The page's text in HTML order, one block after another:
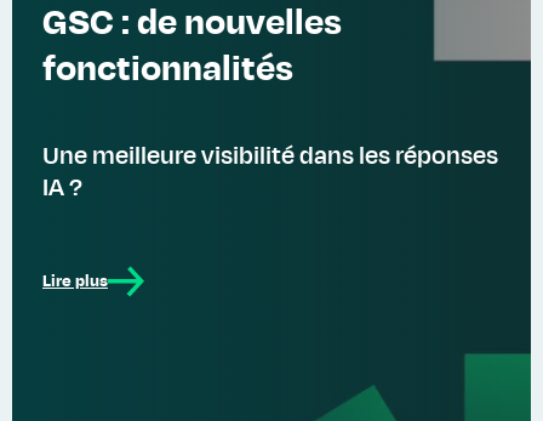
GSC : de nouvelles
fonctionnalités
Une meilleure visibilité dans les réponses
IA ?
Lire plus